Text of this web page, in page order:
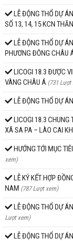
LỄ ĐỘNG THỔ DỰ
SỐ 13, 14, 15 KCN
LỄ ĐỘNG THỔ DỰ
PHƯƠNG ĐÔNG CHÂU
LICOGI 18.3 ĐƯỢC
VÀNG CHÂU Á (731 Lượt
LỄ ĐỘNG THỔ DỰ
LICOGI 18.3 CHUNG
XÃ SA PA – LÀO CAI
HƯỚNG TỚI MỤC
xem)
LỄ KÝ KẾT HỢP
NAM (787 Lượt xem)
LỄ ĐỘNG THỔ DỰ
Lượt xem)
LỄ ĐỘNG THỔ DỰ